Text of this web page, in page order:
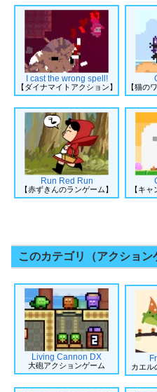
I cast the wrong spell!
【ダイナマイトアクション】
【猫の
Run Red Run
【赤ずきんのランゲーム】
【キ
このカテゴリ（アクション
Living Cannon DX
大砲アクションゲーム カエル